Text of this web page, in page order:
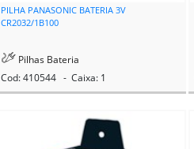
PILHA PANASONIC BATERIA 3V
CR2032/1B100
Pilhas Bateria
Cod: 410544 - Caixa: 1